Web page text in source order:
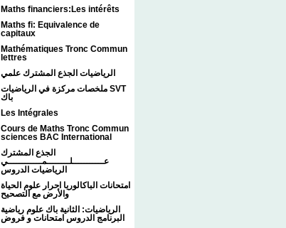
Maths financiers:Les intérêts
Maths fi: Equivalence de
capitaux
Mathématiques Tronc Commun
lettres
الرياضيات الجذع المشترك علمي
ملخصات مركزة في الرياضيات SVT
باك
Les Intégrales
Cours de Maths Tronc Commun
sciences BAC International
الجذع المشترك
عـــــــــــلــــــــمــــــــــــي
الرياضيات الدروس
امتحانات الباكالوريا احرار علوم الحياة
والأرض مع التصحيح
الرياضيات: الثانية باك علوم رياضية
البرنامج الدروس امتحانات و فروض